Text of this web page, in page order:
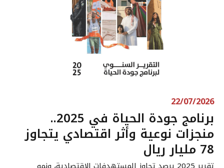
22/07/2026
برنامج جودة الحياة في 2025..
منجزات نوعية وأثر اقتصادي يتجاوز
78 مليار ريال